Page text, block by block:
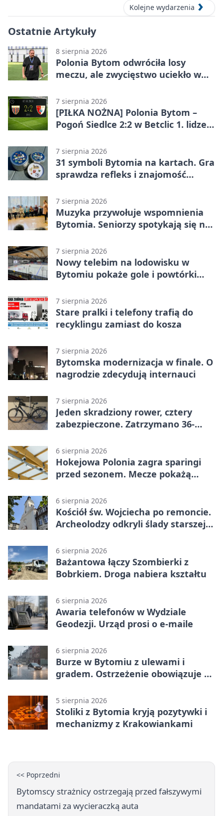
Kolejne wydarzenia
Ostatnie Artykuły
8 sierpnia 2026
Polonia Bytom odwróciła losy
meczu, ale zwycięstwo uciekło w
7 sierpnia 2026
[PIŁKA NOŻNA] Polonia Bytom –
Pogoń Siedlce 2:2 w Betclic 1. lidze.
ale stracili zwycięstwo
7 sierpnia 2026
31 symboli Bytomia na kartach. Gra
sprawdza refleks i znajomość
7 sierpnia 2026
Muzyka przywołuje wspomnienia
Bytomia. Seniorzy spotykają się na
7 sierpnia 2026
Nowy telebim na lodowisku w
Bytomiu pokaże gole i powtórki
7 sierpnia 2026
Stare pralki i telefony trafią do
recyklingu zamiast do kosza
7 sierpnia 2026
Bytomska modernizacja w finale. O
nagrodzie zdecydują internauci
7 sierpnia 2026
Jeden skradziony rower, cztery
zabezpieczone. Zatrzymano 36-
6 sierpnia 2026
Hokejowa Polonia zagra sparingi
przed sezonem. Mecze pokażą
6 sierpnia 2026
Kościół św. Wojciecha po remoncie.
Archeolodzy odkryli ślady starszej
6 sierpnia 2026
Bażantowa łączy Szombierki z
Bobrkiem. Droga nabiera kształtu
6 sierpnia 2026
Awaria telefonów w Wydziale
Geodezji. Urząd prosi o e-maile
6 sierpnia 2026
Burze w Bytomiu z ulewami i
gradem. Ostrzeżenie obowiązuje do
5 sierpnia 2026
Stoliki z Bytomia kryją pozytywki i
mechanizmy z Krakowiankami
<< Poprzedni
Bytomscy strażnicy ostrzegają przed fałszywymi
mandatami za wycieraczką auta